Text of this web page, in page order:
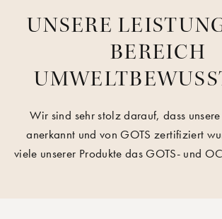
UNSERE
BEREICH
Wir sind sehr stolz darauf, dass
anerkannt und von GOTS zertifiziert
viele unserer Produkte das GOTS- und